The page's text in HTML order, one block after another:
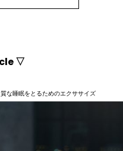
▽
な睡眠をとるためのエクササイズ